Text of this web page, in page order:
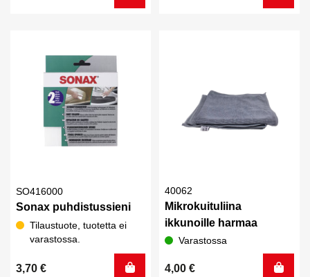
SO416000
Sonax puhdistussieni
Tilaustuote, tuotetta ei
varastossa.
3,70 €
40062
Mikrokuituliina
ikkunoille harmaa
Varastossa
4,00 €